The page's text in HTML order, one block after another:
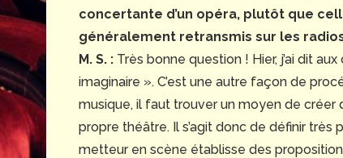
concertante d’un opéra, plutôt que
généralement retransmis sur les
M. S. : Très bonne question ! Hier, j’ai dit
imaginaire ». C’est une autre façon de
musique, il faut trouver un moyen de créer
propre théâtre. Il s’agit donc de définir
metteur en scène établisse des